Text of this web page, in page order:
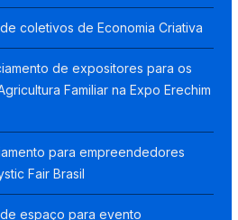
coletivos de Economia Criativa
de expositores para os
Familiar na Expo Erechim
para empreendedores
Fair Brasil
espaço para evento